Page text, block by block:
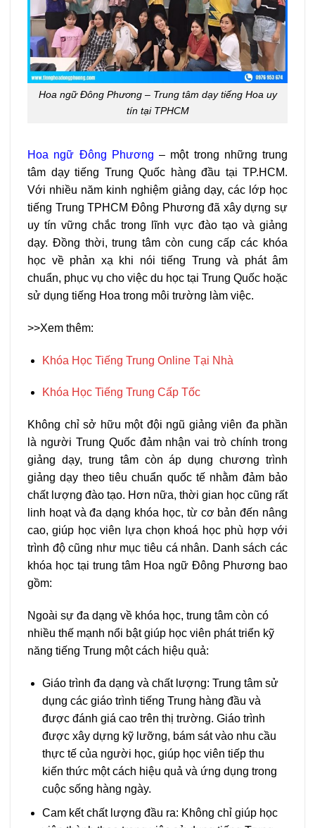
Hoa ngữ Đông Phương – Trung tâm dạy tiếng Hoa uy
tín tại TPHCM
Hoa ngữ Đông Phương – một trong những trung
tâm dạy tiếng Trung Quốc hàng đầu tại TP.HCM.
Với nhiều năm kinh nghiệm giảng dạy, các lớp học
tiếng Trung TPHCM Đông Phương đã xây dựng sự
uy tín vững chắc trong lĩnh vực đào tạo và giảng
dạy. Đồng thời, trung tâm còn cung cấp các khóa
học về phản xạ khi nói tiếng Trung và phát âm
chuẩn, phục vụ cho việc du học tại Trung Quốc hoặc
sử dụng tiếng Hoa trong môi trường làm việc.
>>Xem thêm:
Khóa Học Tiếng Trung Online Tại Nhà
Khóa Học Tiếng Trung Cấp Tốc
Không chỉ sở hữu một đội ngũ giảng viên đa phần
là người Trung Quốc đảm nhận vai trò chính trong
giảng dạy, trung tâm còn áp dụng chương trình
giảng dạy theo tiêu chuẩn quốc tế nhằm đảm bảo
chất lượng đào tạo. Hơn nữa, thời gian học cũng rất
linh hoạt và đa dạng khóa học, từ cơ bản đến nâng
cao, giúp học viên lựa chọn khoá học phù hợp với
trình độ cũng như mục tiêu cá nhân. Danh sách các
khóa học tại trung tâm Hoa ngữ Đông Phương bao
gồm:
Ngoài sự đa dạng về khóa học, trung tâm còn có
nhiều thế mạnh nổi bật giúp học viên phát triển kỹ
năng tiếng Trung một cách hiệu quả:
Giáo trình đa dạng và chất lượng: Trung tâm sử
dụng các giáo trình tiếng Trung hàng đầu và
được đánh giá cao trên thị trường. Giáo trình
được xây dựng kỹ lưỡng, bám sát vào nhu cầu
thực tế của người học, giúp học viên tiếp thu
kiến thức một cách hiệu quả và ứng dụng trong
cuộc sống hàng ngày.
Cam kết chất lượng đầu ra: Không chỉ giúp học